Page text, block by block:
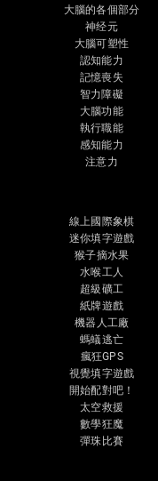
大腦的各個部分
神经元
大腦可塑性
認知能力
記憶喪失
智力障礙
大腦功能
執行職能
感知能力
注意力
線上國際象棋
迷你填字遊戲
猴子摘水果
水喉工人
超級礦工
紙牌遊戲
機器人工廠
螞蟻逃亡
瘋狂GPS
視覺填字遊戲
開始配對吧！
太空救援
數學狂魔
彈珠比賽